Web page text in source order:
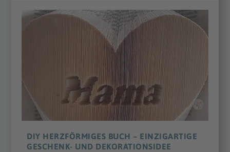
DIY HERZFÖRMIGES BUCH – EINZIGARTIGE
GESCHENK- UND DEKORATIONSIDEE